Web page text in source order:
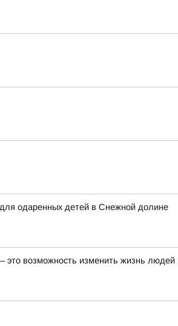
одаренных детей в Снежной долине
это возможность изменить жизнь